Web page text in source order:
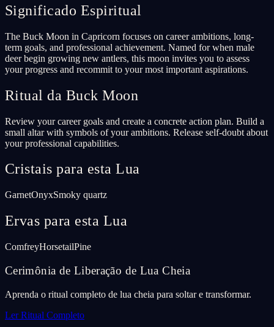
Significado Espiritual
The Buck Moon in Capricorn focuses on career ambitions, long-
term goals, and professional achievement. Named for when male
deer begin growing new antlers, this moon invites you to assess
your progress and recommit to your most important aspirations.
Ritual da Buck Moon
Review your career goals and create a concrete action plan. Build a
small altar with symbols of your ambitions. Release self-doubt about
your professional capabilities.
Cristais para esta Lua
GarnetOnyxSmoky quartz
Ervas para esta Lua
ComfreyHorsetailPine
Cerimônia de Liberação de Lua Cheia
Aprenda o ritual completo de lua cheia para soltar e transformar.
Ler Ritual Completo